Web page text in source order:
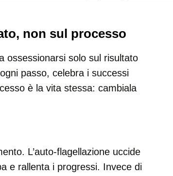
non sul processo
ossessionarsi solo sul risultato
passo, celebra i successi
è la vita stessa: cambiala
L’auto-flagellazione uccide
e rallenta i progressi. Invece di